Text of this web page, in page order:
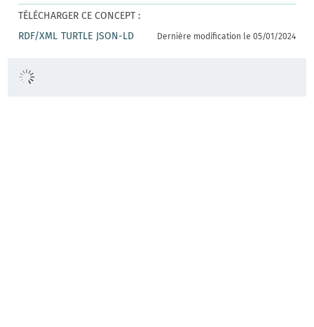
TÉLÉCHARGER CE CONCEPT :
RDF/XML TURTLE JSON-LD Dernière modification le 05/01/2024